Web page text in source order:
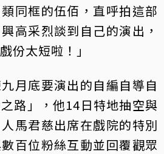
同框的伍佰，直呼拍這部
高采烈談到自己的演出，
份太短啦！」
月底要演出的自編自導自
路」，他14日特地抽空與
馬君慈出席在戲院的特別
百位粉絲互動並回覆觀眾